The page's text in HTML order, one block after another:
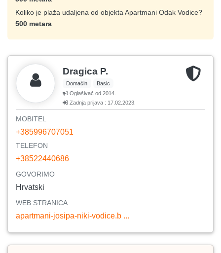
Koliko je plaža udaljena od objekta Apartmani Odak Vodice?
500 metara
Dragica P.
Domaćin
Basic
Oglašivač od 2014.
Zadnja prijava : 17.02.2023.
MOBITEL
+385996707051
TELEFON
+38522440686
GOVORIMO
Hrvatski
WEB STRANICA
apartmani-josipa-niki-vodice.b ...